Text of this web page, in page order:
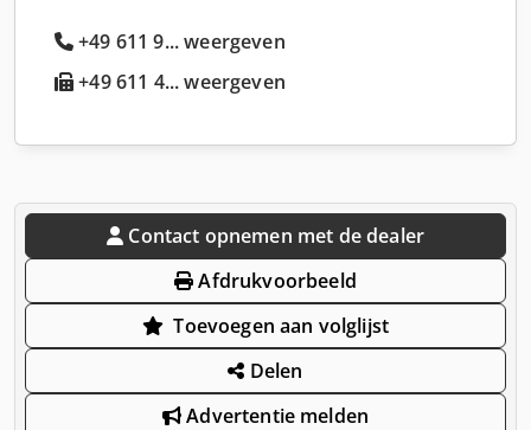
+49 611 9... weergeven
+49 611 4... weergeven
Contact opnemen met de dealer
Afdrukvoorbeeld
Toevoegen aan volglijst
Delen
Advertentie melden